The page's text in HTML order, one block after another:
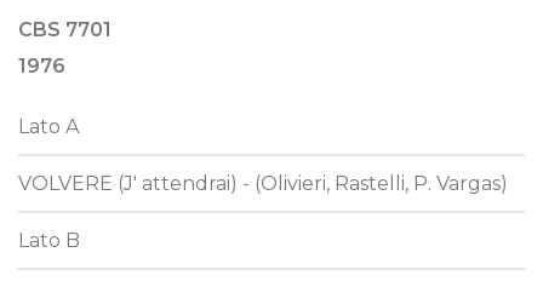
CBS 7701
1976
Lato A
VOLVERE (J' attendrai) - (Olivieri, Rastelli, P. Vargas)
Lato B